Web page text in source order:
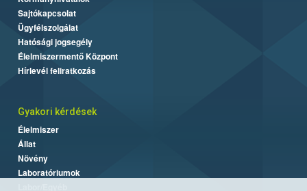
Sajtókapcsolat
Ügyfélszolgálat
Hatósági jogsegély
Élelmiszermentő Központ
Hírlevél feliratkozás
Gyakori kérdések
Élelmiszer
Állat
Növény
Laboratóriumok